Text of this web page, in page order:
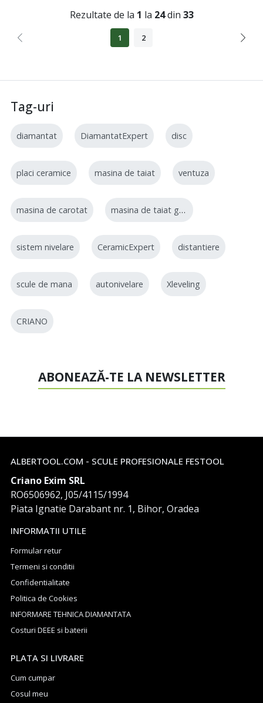
Rezultate de la 1 la 24din 33
1 2
Tag-uri
diamantat DiamantatExpert disc
placi ceramice masina de taiat ventuza
masina de carotat masina de taiat gresie
sistem nivelare CeramicExpert distantiere
scule de mana autonivelare Xleveling
CRIANO
ABONEAZĂ-TE LA NEWSLETTER
ALBERTOOL.COM - SCULE PROFESIONALE FESTOOL
Criano Exim SRL
RO6506962, J05/4115/1994
Piata Ignatie Darabant nr. 1, Bihor, Oradea
INFORMATII UTILE
Formular retur
Termeni si conditii
Confidentialitate
Politica de Cookies
INFORMARE TEHNICA DIAMANTATA
Costuri DEEE si baterii
PLATA SI LIVRARE
Cum cumpar
Cosul meu